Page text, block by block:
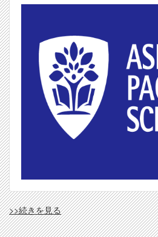
APIS
の
>>続きを見る